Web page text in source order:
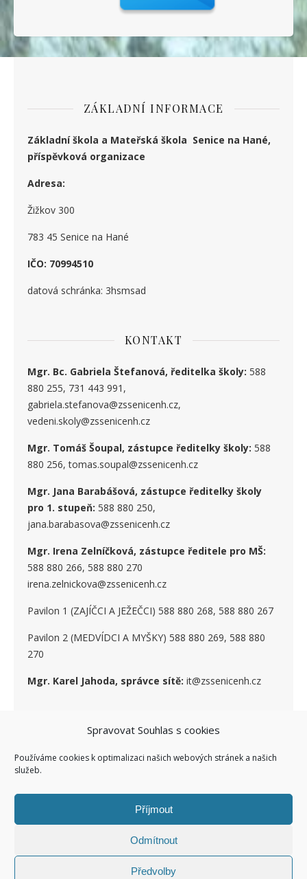
Spravovat Souhlas s cookies
Používáme cookies k optimalizaci našich webových stránek a našich
služeb.
Příjmout
Odmítnout
Předvolby
ZÁKLADNÍ INFORMACE
Základní škola a Mateřská škola Senice na Hané,
příspěvková organizace
Adresa:
Žižkov 300
783 45 Senice na Hané
IČO: 70994510
datová schránka: 3hsmsad
KONTAKT
Mgr. Bc. Gabriela Štefanová, ředitelka školy: 588
880 255, 731 443 991,
gabriela.stefanova@zssenicenh.cz,
vedeni.skoly@zssenicenh.cz
Mgr. Tomáš Šoupal, zástupce ředitelky školy: 588
880 256, tomas.soupal@zssenicenh.cz
Mgr. Jana Barabášová, zástupce ředitelky školy
pro 1. stupeň: 588 880 250,
jana.barabasova@zssenicenh.cz
Mgr. Irena Zelníčková, zástupce ředitele pro MŠ:
588 880 266, 588 880 270
irena.zelnickova@zssenicenh.cz
Pavilon 1 (ZAJÍČCI A JEŽEČCI) 588 880 268, 588 880 267
Pavilon 2 (MEDVÍDCI A MYŠKY) 588 880 269, 588 880
270
Mgr. Karel Jahoda, správce sítě: it@zssenicenh.cz
SOCIÁLNÍ SÍTĚ